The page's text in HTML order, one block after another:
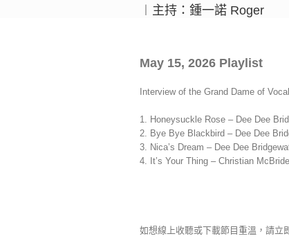
︱主持：鍾一諾 Roger
May 15, 2026 Playlist
Interview of the Grand Dame of
1. Honeysuckle Rose – Dee Dee
2. Bye Bye Blackbird – Dee Dee
3. Nica’s Dream – Dee Dee
4. It’s Your Thing – Christian
如想線上收聽或下載節目重溫，請立